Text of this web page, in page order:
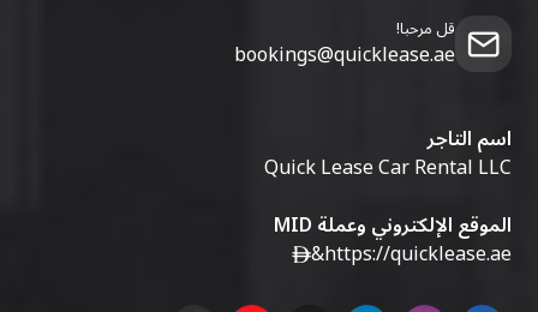
قل مرحبا!
bookings@quicklease.ae
اسم التاجر
Quick Lease Car Rental LLC
الموقع الإلكتروني وعملة MID
https://quicklease.ae
&